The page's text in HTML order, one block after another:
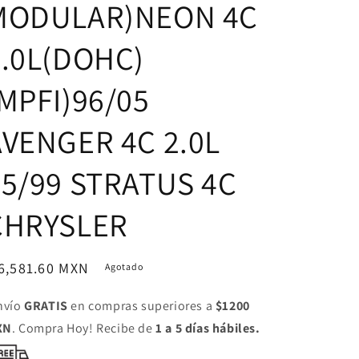
4C
05
4C 2.0L
99 STRATUS 4C
MXN Agotado
GRATISen compras superiores a $1200
. Compra Hoy! Recibe de1 a 5 días hábiles.